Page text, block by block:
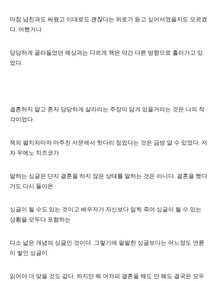
마침 남친과도 싸웠고 이대로도 괜찮다는 위로가 듣고 싶어서였을지도 모르겠
다. 어쨌거나
당당하게 골라들었던 예상과는 다르게 책은 약간 다른 방향으로 흘러가고 있
었다.
결혼하지 말고 혼자 당당하게 살라라는 주장이 담겨 있을거라는 것은 나의 착
각이었다.
책의 펼치자마자 마주친 서문에서 헛다리 짚었다는 것은 금방 알 수 있었다. 저
자 우에노 치즈코가
말하는 싱글은 단지 결혼을 하지 않은 상태를 말하는 것은 아니다. 결혼을 했다
가도 다시 돌아온
싱글이 될 수도 있는 것이고 배우자가 자신보다 일찍 죽어 싱글이 될 수 있는
상황을 모두다 포함하는
다소 넓은 개념의 싱글인 것이다. 그렇기에 팔팔한 싱글보다는 어느정도 연륜
이 쌓인 싱글이
읽어야 더 맞을 것도 같다. 하지만 뭐 어차피 결혼을 해도 안 해도 결국은 모두